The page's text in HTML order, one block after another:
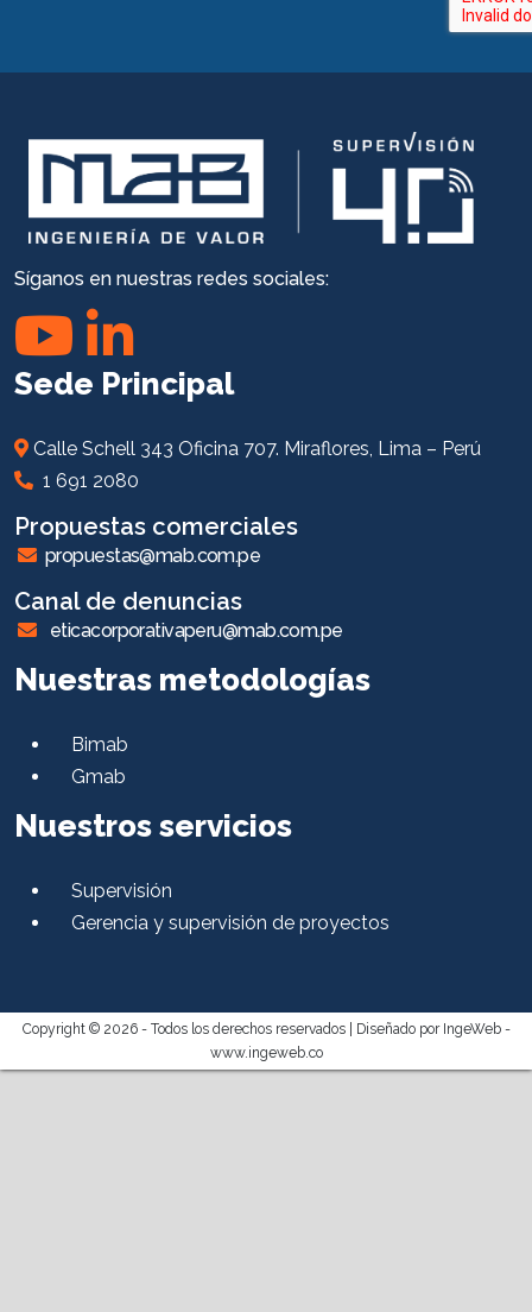
Síganos en nuestras redes sociales:
Sede Principal
Calle Schell 343 Oficina 707. Miraflores, Lima – Perú
1 691 2080
Propuestas comerciales
propuestas@mab.com.pe
Canal de denuncias
eticacorporativaperu@mab.com.pe
Nuestras metodologías
Bimab
Gmab
Nuestros servicios
Supervisión
Gerencia y supervisión de proyectos
Copyright © 2026 - Todos los derechos reservados |
Diseñado por IngeWeb -
www.ingeweb.co